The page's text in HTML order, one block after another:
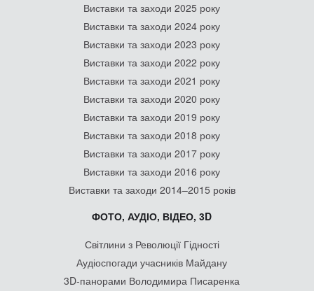
Виставки та заходи 2025 року
Виставки та заходи 2024 року
Виставки та заходи 2023 року
Виставки та заходи 2022 року
Виставки та заходи 2021 року
Виставки та заходи 2020 року
Виставки та заходи 2019 року
Виставки та заходи 2018 року
Виставки та заходи 2017 року
Виставки та заходи 2016 року
Виставки та заходи 2014–2015 років
ФОТО, АУДІО, ВІДЕО, 3D
Світлини з Революції Гідності
Аудіоспогади учасників Майдану
3D-панорами Володимира Писаренка